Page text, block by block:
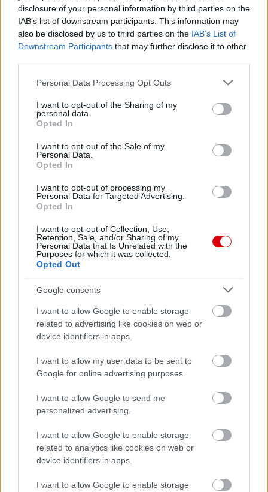
disclosure of your personal information by third parties on the
IAB’s list of downstream participants. This information may
also be disclosed by us to third parties on the IAB’s List of
Downstream Participants that may further disclose it to other
Please note that this website/app uses one or more Google
not limited to your visit or usage behaviour. You may click to
grant or deny consent to Google and its third-party tags to
use your data for below specified purposes in below Google
consent section.
Personal Data Processing Opt Outs
I want to opt-out of the Sharing of my
personal data.
Opted In
I want to opt-out of the Sale of my
Personal Data.
Opted In
I want to opt-out of processing my
Personal Data for Targeted Advertising.
Opted In
I want to opt-out of Collection, Use,
Retention, Sale, and/or Sharing of my
Personal Data that Is Unrelated with the
Purposes for which it was collected.
Opted Out
Google consents
I want to allow Google to enable storage
related to advertising like cookies on web or
device identifiers in apps.
I want to allow my user data to be sent to
Google for online advertising purposes.
I want to allow Google to send me
personalized advertising.
I want to allow Google to enable storage
related to analytics like cookies on web or
device identifiers in apps.
I want to allow Google to enable storage
Meccs Center
Paris Saint-Germain vs
Manchester United
Felkészülési szezon 4. mérkőzés
Nya Ullevi, Göteborg
2026-08-08 17:00
Leeds Unitedvs Manchester United2026-08-12 20:30
AC MilanvsManchester United2026-08-15 18:00
ELŐZŐ MÉRKŐZÉSEK
Támogatás
Támogasd adományoddal
a ManUtdFanatics.hu működését!